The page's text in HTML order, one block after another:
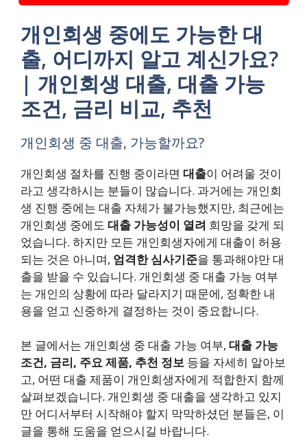
개인회생 중에도 가능한 대
출, 어디까지 알고 계신가요?
| 개인회생 대출, 대출 가능
조건, 금리 비교, 추천
개인회생 중 대출, 가능할까요?
개인회생 절차를 진행 중이라면 대출이 어려울 것이
라고 생각하시는 분들이 많습니다. 과거에는 개인회
생 진행 중에는 대출 자체가 불가능했지만, 최근에는
개인회생 중에도 대출 가능성이 열려 희망을 갖게 되
었습니다. 하지만 모든 개인회생자에게 대출이 허용
되는 것은 아니며, 엄격한 심사기준을 통과해야만 대
출을 받을 수 있습니다. 개인회생 중 대출 가능 여부
는 개인의 상황에 따라 달라지기 때문에, 정확한 내
용을 얻고 신중하게 결정하는 것이 중요합니다.
본 글에서는 개인회생 중 대출 가능 여부, 대출 가능
조건, 금리, 주요 제품, 추천 정보 등을 자세히 알아보
고, 어떤 대출 제품이 개인회생자에게 적합한지 함께
살펴보겠습니다. 개인회생 중 대출을 생각하고 있지
만 어디서부터 시작해야 할지 막막하셨던 분들은, 이
글을 통해 도움을 얻으시길 바랍니다.